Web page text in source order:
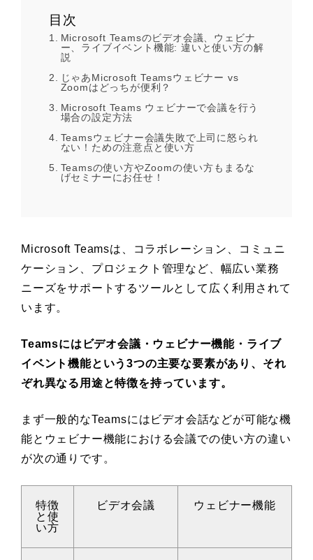
目次
Microsoft Teamsのビデオ会議、ウェビナ
ー、ライブイベント機能: 違いと使い方の解
説
じゃあMicrosoft Teamsウェビナー vs
Zoomはどっちが便利？
Microsoft Teams ウェビナーで会議を行う
場合の設定方法
Teamsウェビナー会議失敗で上司に怒られ
ない！ための注意点と使い方
Teamsの使い方やZoomの使い方もまるな
げセミナーにお任せ！
Microsoft Teamsは、コラボレーション、コミュニ
ケーション、プロジェクト管理など、幅広い業務
ニーズをサポートするツールとして広く利用されて
います。
Teamsにはビデオ会議・ウェビナー機能・ライブ
イベント機能という3つの主要な要素があり、それ
ぞれ異なる用途と特徴を持っています。
まず一般的なTeamsにはビデオ会話などが可能な機
能とウェビナー機能における会議での使い方の違い
が次の通りです。
特徴
と使
い方
ビデオ会議 ウェビナー機能